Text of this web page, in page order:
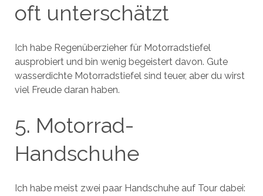
oft unterschätzt
Ich habe Regenüberzieher für Motorradstiefel
ausprobiert und bin wenig begeistert davon. Gute
wasserdichte Motorradstiefel sind teuer, aber du wirst
viel Freude daran haben.
5. Motorrad-
Handschuhe
Ich habe meist zwei paar Handschuhe auf Tour dabei: